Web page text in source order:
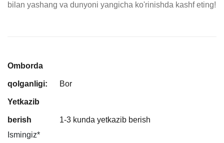
bilan yashang va dunyoni yangicha ko'rinishda kashf eting!
Omborda
qolganligi: Bor
Yetkazib
berish
1-3 kunda yetkazib berish
Ismingiz*